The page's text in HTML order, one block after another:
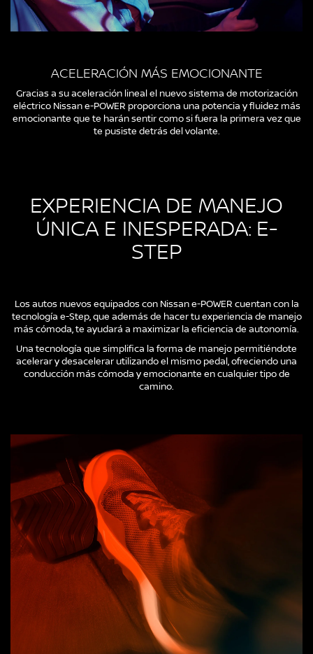
ACELERACIÓN MÁS EMOCIONANTE
Gracias a su aceleración lineal el nuevo sistema de motorización
eléctrico Nissan e-POWER proporciona una potencia y fluidez más
emocionante que te harán sentir como si fuera la primera vez que
te pusiste detrás del volante.
EXPERIENCIA DE MANEJO
ÚNICA E INESPERADA: E-
STEP
Los autos nuevos equipados con Nissan e-POWER cuentan con la
tecnología e-Step, que además de hacer tu experiencia de manejo
más cómoda, te ayudará a maximizar la eficiencia de autonomía.
Una tecnología que simplifica la forma de manejo permitiéndote
acelerar y desacelerar utilizando el mismo pedal, ofreciendo una
conducción más cómoda y emocionante en cualquier tipo de
camino.